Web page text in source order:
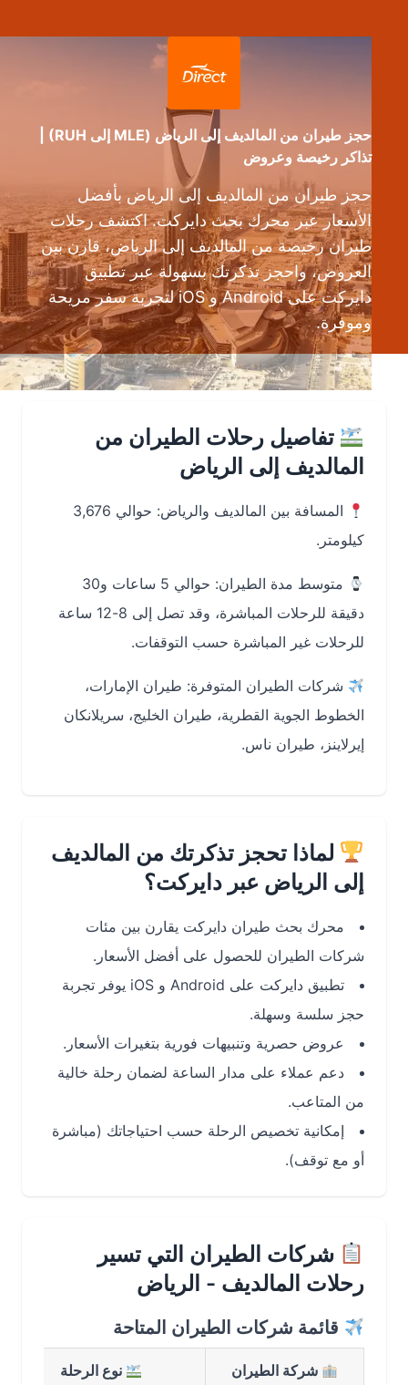
حجز طيران من المالديف إلى الرياض (MLE إلى RUH) |
تذاكر رخيصة وعروض
حجز طيران من المالديف إلى الرياض بأفضل
الأسعار عبر محرك بحث دايركت. اكتشف رحلات
طيران رخيصة من المالديف إلى الرياض، قارن بين
العروض، واحجز تذكرتك بسهولة عبر تطبيق
دايركت على Android و iOS لتجربة سفر مريحة
وموفرة.
تفاصيل رحلات الطيران من
المالديف إلى الرياض
المسافة بين المالديف والرياض: حوالي 3,676
كيلومتر.
متوسط مدة الطيران: حوالي 5 ساعات و30
دقيقة للرحلات المباشرة، وقد تصل إلى 8-12 ساعة
للرحلات غير المباشرة حسب التوقفات.
شركات الطيران المتوفرة: طيران الإمارات،
الخطوط الجوية القطرية، طيران الخليج، سريلانكان
إيرلاينز، طيران ناس.
لماذا تحجز تذكرتك من المالديف
إلى الرياض عبر دايركت؟
محرك بحث طيران دايركت يقارن بين مئات
شركات الطيران للحصول على أفضل الأسعار.
تطبيق دايركت على Android و iOS يوفر تجربة
حجز سلسة وسهلة.
عروض حصرية وتنبيهات فورية بتغيرات الأسعار.
دعم عملاء على مدار الساعة لضمان رحلة خالية
من المتاعب.
إمكانية تخصيص الرحلة حسب احتياجاتك (مباشرة
أو مع توقف).
شركات الطيران التي تسير
رحلات المالديف - الرياض
قائمة شركات الطيران المتاحة
شركة الطيران نوع الرحلة